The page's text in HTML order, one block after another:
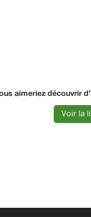
aimeriez découvrir
Voir la